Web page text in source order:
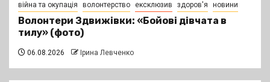
війна та окупація волонтерство ексклюзив здоров'я новини
Волонтери Здвижівки: «Бойові дівчата в
тилу» (фото)
06.08.2026 Ірина Левченко